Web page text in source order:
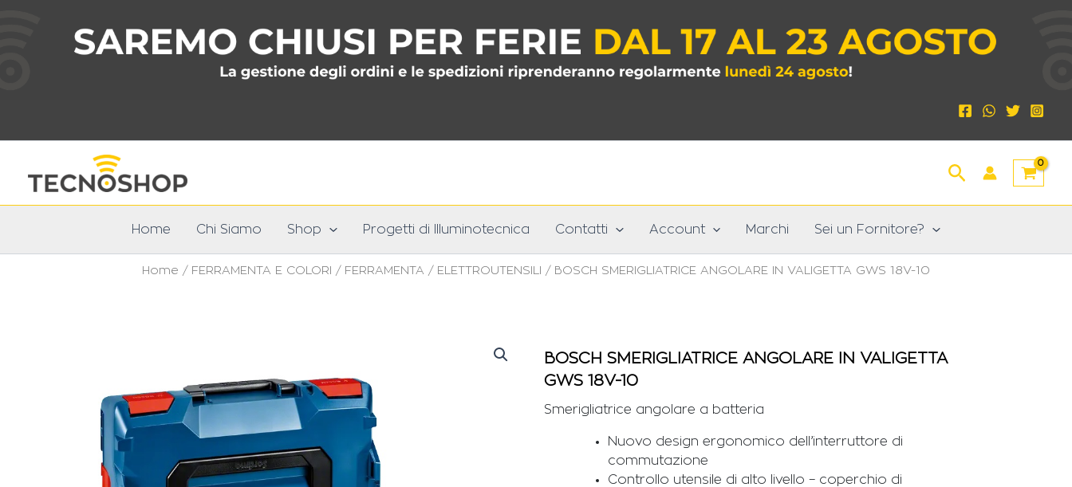
Cerca
Home Chi Siamo Shop Progetti di Illuminotecnica Contatti Account Marchi Sei un Fornitore?
Home / FERRAMENTA E COLORI / FERRAMENTA / ELETTROUTENSILI / BOSCH SMERIGLIATRICE ANGOLARE IN VALIGETTA GWS 18V-10
BOSCH SMERIGLIATRICE ANGOLARE IN VALIGETTA
GWS 18V-10
Smerigliatrice angolare a batteria
Nuovo design ergonomico dell’interruttore di
commutazione
Controllo utensile di alto livello – coperchio di